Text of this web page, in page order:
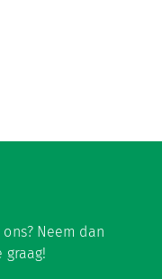
Neem dan
graag!